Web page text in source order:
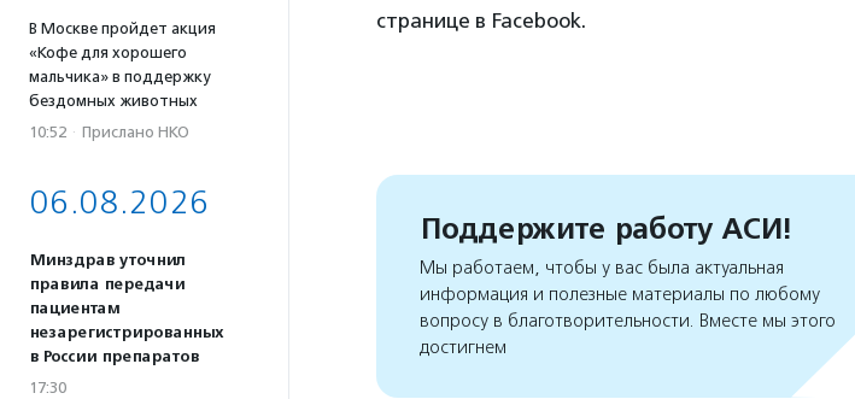
В Москве пройдет акция
«Кофе для хорошего
мальчика» в поддержку
бездомных животных
10:52 · Прислано НКО
06.08.2026
Минздрав уточнил
правила передачи
пациентам
незарегистрированных
в России препаратов
17:30
странице в Facebook.
Поддержите работу АСИ!
Мы работаем, чтобы у вас была актуальная
информация и полезные материалы по любому
вопросу в благотворительности. Вместе мы этого
достигнем